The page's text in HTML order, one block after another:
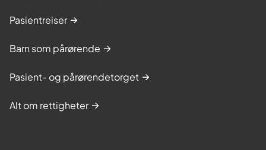
Pasientreiser
Barn som pårørende
Pasient- og pårørendetorget
Alt om rettigheter